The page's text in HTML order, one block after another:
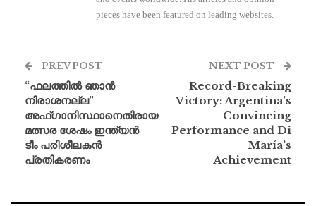
pieces have been featured on leading websites.
PREV POST
“ഫലത്തിൽ ഞാൻ
നിരാശനല്ല”
അഫ്ഗാനിസ്ഥാനെതിരായ
മത്സര ശേഷം ഇന്ത്യൻ
ടീം പരിശീലകൻ
പ്രതികരണം
NEXT POST
Record-Breaking
Victory: Argentina’s
Convincing
Performance and Di
María’s
Achievement